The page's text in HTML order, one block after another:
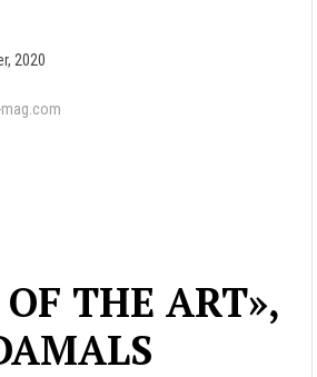
2020
OF THE ART»,